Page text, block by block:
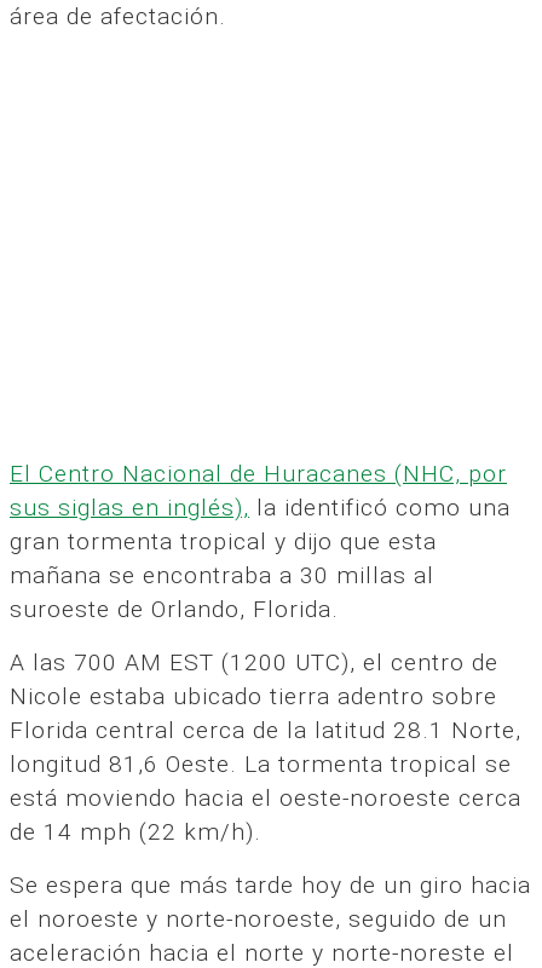
área de afectación.
El Centro Nacional de Huracanes (NHC, por
sus siglas en inglés), la identificó como una
gran tormenta tropical y dijo que esta
mañana se encontraba a 30 millas al
suroeste de Orlando, Florida.
A las 700 AM EST (1200 UTC), el centro de
Nicole estaba ubicado tierra adentro sobre
Florida central cerca de la latitud 28.1 Norte,
longitud 81,6 Oeste. La tormenta tropical se
está moviendo hacia el oeste-noroeste cerca
de 14 mph (22 km/h).
Se espera que más tarde hoy de un giro hacia
el noroeste y norte-noroeste, seguido de un
aceleración hacia el norte y norte-noreste el